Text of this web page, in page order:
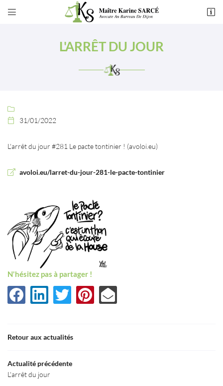

Le Cabinet

49 rue de Montchapet
03 80 55 50 54
En cochant cette case, vous consentez à recevoir nos propositions commerciales à
INSCRIPTION
L'ARRÊT DU JOUR


31/01/2022
L'arrêt du jour #281 Le pacte tontinier ! (avoloi.eu)
avoloi.eu/larret-du-jour-281-le-pacte-tontinier
N'hésitez pas à partager !
Retour aux actualités
Actualité précédente
L'arrêt du jour